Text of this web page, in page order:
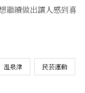
繼續做出讓人感到喜
溫泉津 民芸運動